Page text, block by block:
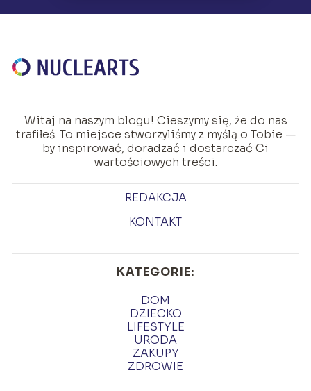
Witaj na naszym blogu! Cieszymy się, że do nas
trafiłeś. To miejsce stworzyliśmy z myślą o Tobie —
by inspirować, doradzać i dostarczać Ci
wartościowych treści.
REDAKCJA
KONTAKT
KATEGORIE:
DOM
DZIECKO
LIFESTYLE
URODA
ZAKUPY
ZDROWIE